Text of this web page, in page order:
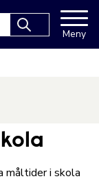
Meny
måltider i skola